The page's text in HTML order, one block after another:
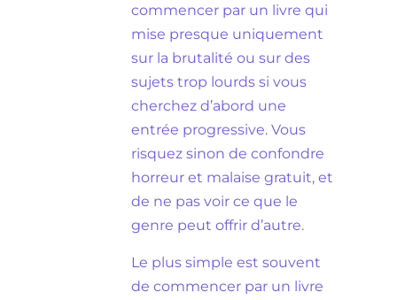
commencer par un livre qui
mise presque uniquement
sur la brutalité ou sur des
sujets trop lourds si vous
cherchez d’abord une
entrée progressive. Vous
risquez sinon de confondre
horreur et malaise gratuit, et
de ne pas voir ce que le
genre peut offrir d’autre.
Le plus simple est souvent
de commencer par un livre